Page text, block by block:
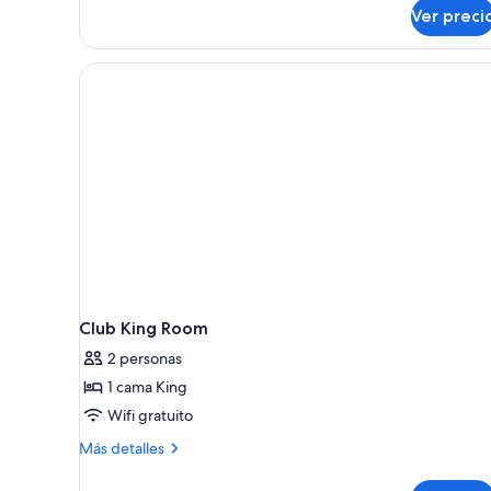
Ver
Club King Room
2 personas
1 cama King
Wifi gratuito
Más detalles
Más